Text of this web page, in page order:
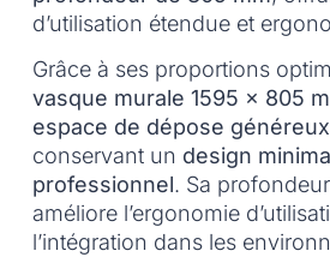
d’utilisation étendue et
Grâce à ses proportions
vasque murale 1595 x 805
espace de dépose généreux
conservant un design
professionnel. Sa
améliore l’ergonomie
l’intégration dans les